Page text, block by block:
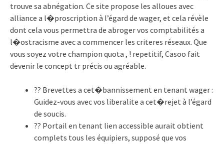
trouve sa abnégation. Ce site propose les alloues avec
alliance a l�proscription à l’égard de wager, et cela révèle
dont cela vous permettra de abroger vos comptabilités a
l�ostracisme avec a commencer les criteres réseaux. Que
vous soyez votre champion quota , ! repetitif, Casoo fait
devenir le concept tr précis ou agréable.
?? Brevettes a cet�bannissement en tenant wager :
Guidez-vous avec vos liberalite a cet�rejet à l’égard
de soucis.
?? Portail en tenant lien accessible aurait obtient
complets tous les équipiers, supposé que vos